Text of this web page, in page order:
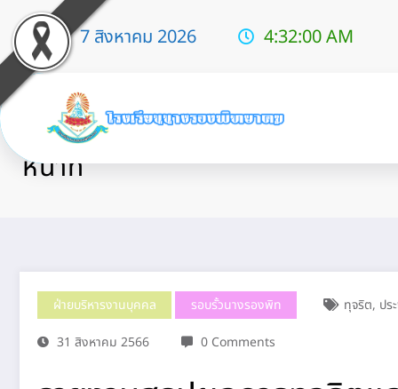
7 สิงหาคม 2026 4:32:01 AM
รายงานสรุปผลการทุจริตและปร
หน้าที่
ฝ่ายบริหารงานบุคคล รอบรั้วนางรองพิท ทุจริต, ปร
31 สิงหาคม 2566
0 Comments